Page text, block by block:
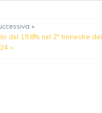
»
del 19,8% nel 2° trimestre del
»